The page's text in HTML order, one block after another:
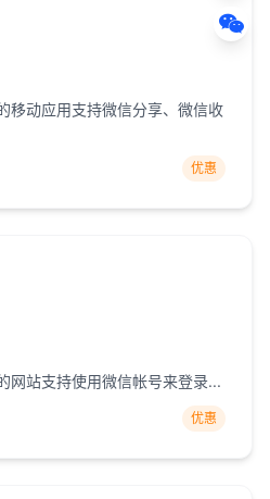
移动应用支持微信分享、微信收
优惠
网站支持使用微信帐号来登录...
优惠